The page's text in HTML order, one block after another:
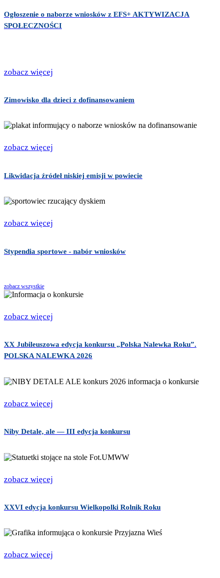
Ogłoszenie o naborze wniosków z EFS+ AKTYWIZACJA
SPOŁECZNOŚCI
zobacz więcej
Zimowisko dla dzieci z dofinansowaniem
zobacz więcej
Likwidacja źródeł niskiej emisji w powiecie
zobacz więcej
Stypendia sportowe - nabór wniosków
zobacz wszystkie
zobacz więcej
XX Jubileuszowa edycja konkursu „Polska Nalewka Roku”.
POLSKA NALEWKA 2026
zobacz więcej
Niby Detale, ale — III edycja konkursu
zobacz więcej
XXVI edycja konkursu Wielkopolki Rolnik Roku
zobacz więcej